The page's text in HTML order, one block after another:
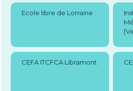
Ecole libre de Lorraine
CEFA ITCFCA Libramont